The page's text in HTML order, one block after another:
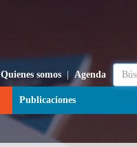
Quienes somos |Agenda
Publicaciones